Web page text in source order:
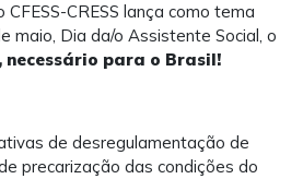
CRESS lança como tema
maio, Dia da/o Assistente Social, o
necessário para o Brasil!
de desregulamentação de
precarização das condições do